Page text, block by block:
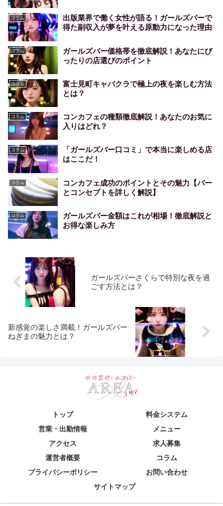
コラム
出版業界で働く女性が語る！ガールズバーで
得た副収入が夢を叶える原動力になった理由
コラム
ガールズバー価格帯を徹底解説！あなたにぴ
ったりの店選びのポイント
コラム
富士見町キャバクラで極上の夜を楽しむ方法
とは？
コラム
コンカフェの種類徹底解説！あなたのお気に
入りはどれ？
コラム
「ガールズバー口コミ」で本当に楽しめる店
はここだ！
コラム
コンカフェ成功のポイントとその魅力【バー
とコンセプトを詳しく解説】
コラム
ガールズバー金額はこれが相場！徹底解説と
お得な楽しみ方
ガールズバーさくらで特別な夜を過
ごす方法とは？
新感覚の楽しさ満載！ガールズバー
ねぎまの魅力とは？
トップ
料金システム
営業・出勤情報
メニュー
アクセス
求人募集
運営者概要
コラム
プライバシーポリシー
お問い合わせ
サイトマップ